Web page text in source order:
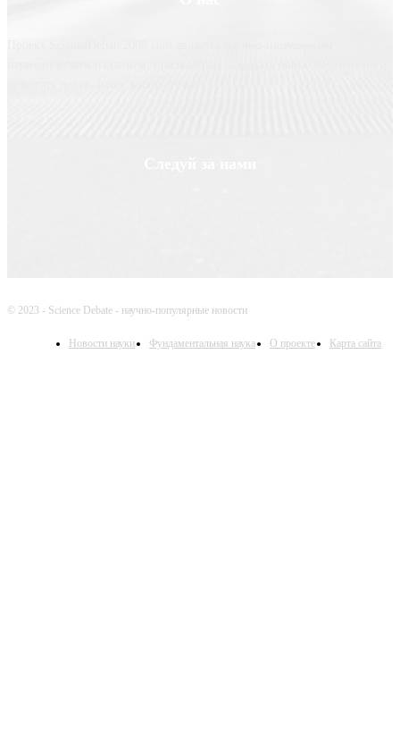
© 2023 - Science Debate - научно-популярные новости
Новости науки Фундаментальная наука О проекте Карта сайта